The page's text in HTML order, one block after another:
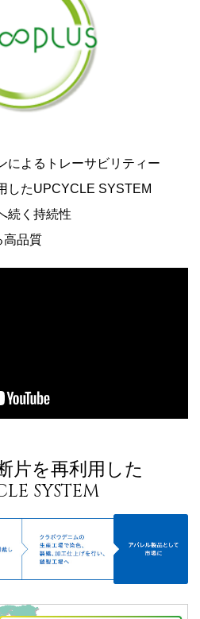
によるトレーサビリティー
したUPCYCLE SYSTEM
続く持続性
高品質
片を再利用した
SYSTEM